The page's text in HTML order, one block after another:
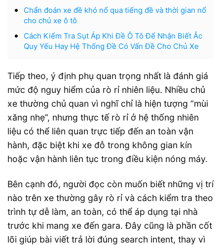
Chẩn đoán xe đề khó nổ qua tiếng đề và thời gian nổ
cho chủ xe ô tô
Cách Kiểm Tra Sụt Áp Khi Đề Ô Tô Để Nhận Biết Ắc
Quy Yếu Hay Hệ Thống Đề Có Vấn Đề Cho Chủ Xe
Tiếp theo, ý định phụ quan trọng nhất là đánh giá
mức độ nguy hiểm của rò rỉ nhiên liệu. Nhiều chủ
xe thường chủ quan vì nghĩ chỉ là hiện tượng “mùi
xăng nhẹ”, nhưng thực tế rò rỉ ở hệ thống nhiên
liệu có thể liên quan trực tiếp đến an toàn vận
hành, đặc biệt khi xe đỗ trong không gian kín
hoặc vận hành liên tục trong điều kiện nóng máy.
Bên cạnh đó, người đọc còn muốn biết những vị trí
nào trên xe thường gây rò rỉ và cách kiểm tra theo
trình tự dễ làm, an toàn, có thể áp dụng tại nhà
trước khi mang xe đến gara. Đây cũng là phần cốt
lõi giúp bài viết trả lời đúng search intent, thay vì